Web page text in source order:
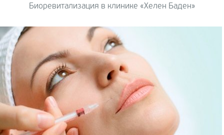
Биоревитализация в клинике «Хелен Баден»